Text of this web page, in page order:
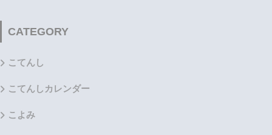
CATEGORY
こてんし
こてんしカレンダー
こよみ